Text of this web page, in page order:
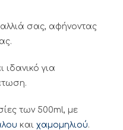
σας, αφήνοντας
ιδανικό για
των 500ml, με
καιχαμομηλιού.